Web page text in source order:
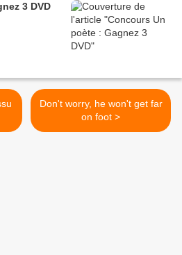
3 DVD
Don't worry, he won't get far
on foot >